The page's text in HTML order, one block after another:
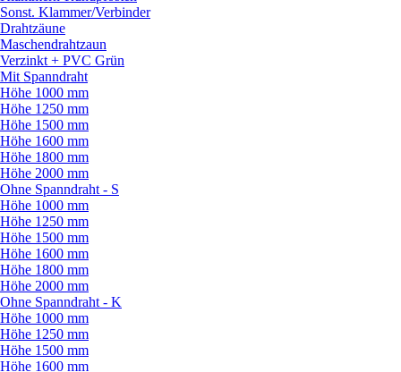
Sonst. Klammer/Verbinder
Drahtzäune
Maschendrahtzaun
Verzinkt + PVC Grün
Mit Spanndraht
Höhe 1000 mm
Höhe 1250 mm
Höhe 1500 mm
Höhe 1600 mm
Höhe 1800 mm
Höhe 2000 mm
Ohne Spanndraht - S
Höhe 1000 mm
Höhe 1250 mm
Höhe 1500 mm
Höhe 1600 mm
Höhe 1800 mm
Höhe 2000 mm
Ohne Spanndraht - K
Höhe 1000 mm
Höhe 1250 mm
Höhe 1500 mm
Höhe 1600 mm